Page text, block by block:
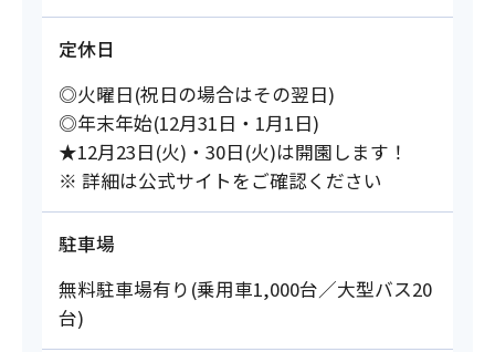
定休日
◎火曜日(祝日の場合はその翌日)
◎年末年始(12月31日・1月1日)
★12月23日(火)・30日(火)は開園します！
※ 詳細は公式サイトをご確認ください
駐車場
無料駐車場有り(乗用車1,000台／大型バス20
台)